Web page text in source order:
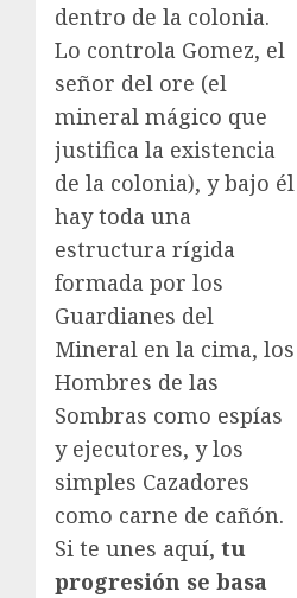
dentro de la colonia.
Lo controla Gomez, el
señor del ore (el
mineral mágico que
justifica la existencia
de la colonia), y bajo él
hay toda una
estructura rígida
formada por los
Guardianes del
Mineral en la cima, los
Hombres de las
Sombras como espías
y ejecutores, y los
simples Cazadores
como carne de cañón.
Si te unes aquí, tu
progresión se basa